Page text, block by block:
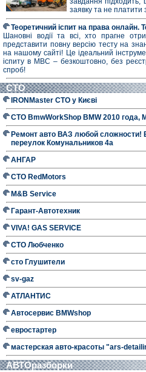
заявку та не платити
Теоретичний іспит на права онлайн.
Шановні водії та всі, хто прагне
представити повну версію тесту на
на нашому сайті! Це ідеальний
іспиту в МВС – безкоштовно, без
спроб!
СТО
IRONMaster СТО у Києві
СТО BmwWorkShop BMW 2010 года,
Ремонт авто ВАЗ любой сложности!
переулок Комунальников 4а
АНГАР
СТО RedMotors
M&B Service
Гарант-Автотехник
VIVA! GAS SERVICE
СТО Любченко
сто Глушители
sv-gaz
АТЛАНТИС
Автосервис BMWshop
евростартер
мастерская авто-красоты "ars-
АВТОразборки